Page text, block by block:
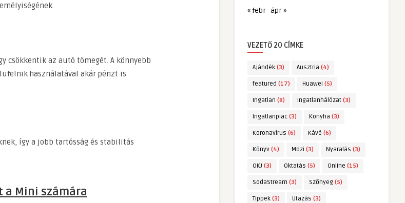
csökkentik az autó tömegét. A könnyebb
használatával akár pénzt is
így a jobb tartósság és stabilitás
Mini számára
« febr ápr »
VEZETŐ 20 CÍMKE
Ajándék (3) Ausztria (4)
featured (17) Huawei (5)
Ingatlan (8) Ingatlanhálózat (3)
Ingatlanpiac (3) Konyha (3)
Koronavírus (6) Kávé (6)
Könyv (4) Mozi (3) Nyaralás (3)
OKJ (3) Oktatás (5) Online (15)
SodaStream (3) Szőnyeg (5)
Tippek (3) Utazás (3)